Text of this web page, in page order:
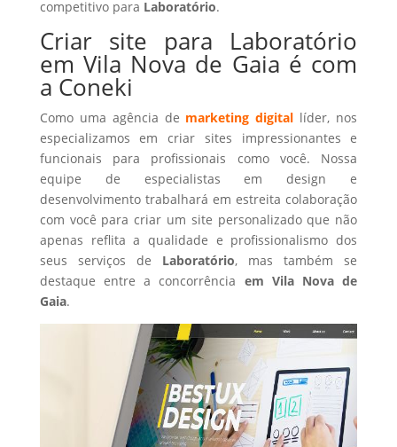
competitivo para Laboratório.
Criar site para Laboratório
em Vila Nova de Gaia é com
a Coneki
Como uma agência de marketing digital líder, nos
especializamos em criar sites impressionantes e
funcionais para profissionais como você. Nossa
equipe de especialistas em design e
desenvolvimento trabalhará em estreita colaboração
com você para criar um site personalizado que não
apenas reflita a qualidade e profissionalismo dos
seus serviços de Laboratório, mas também se
destaque entre a concorrência em Vila Nova de
Gaia.